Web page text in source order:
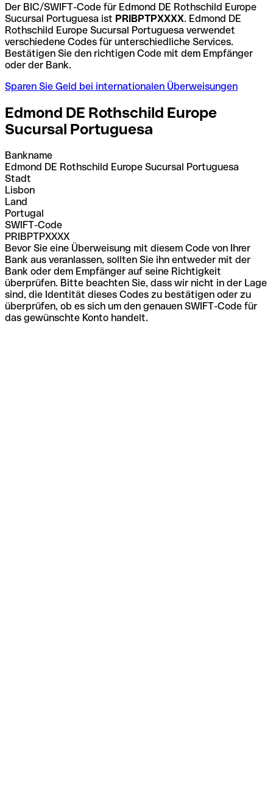
Der BIC/SWIFT-Code für Edmond DE Rothschild Europe
Sucursal Portuguesa ist PRIBPTPXXXX. Edmond DE
Rothschild Europe Sucursal Portuguesa verwendet
verschiedene Codes für unterschiedliche Services.
Bestätigen Sie den richtigen Code mit dem Empfänger
oder der Bank.
Sparen Sie Geld bei internationalen Überweisungen
Edmond DE Rothschild Europe
Sucursal Portuguesa
Bankname
Edmond DE Rothschild Europe Sucursal Portuguesa
Stadt
Lisbon
Land
Portugal
SWIFT-Code
PRIBPTPXXXX
Bevor Sie eine Überweisung mit diesem Code von Ihrer
Bank aus veranlassen, sollten Sie ihn entweder mit der
Bank oder dem Empfänger auf seine Richtigkeit
überprüfen. Bitte beachten Sie, dass wir nicht in der Lage
sind, die Identität dieses Codes zu bestätigen oder zu
überprüfen, ob es sich um den genauen SWIFT-Code für
das gewünschte Konto handelt.